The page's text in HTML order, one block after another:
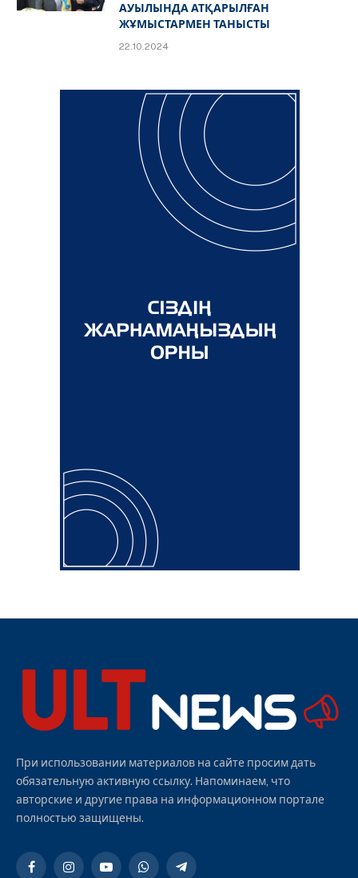
АУЫЛЫНДА АТҚАРЫЛҒАН
ЖҰМЫСТАРМЕН ТАНЫСТЫ
22.10.2024
При использовании материалов на сайте просим дать
обязательную активную ссылку. Напоминаем, что
авторские и другие права на информационном портале
полностью защищены.
FacebookInstagramYouTubeWhatsAppTelegram